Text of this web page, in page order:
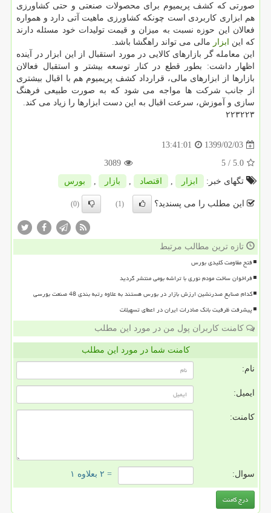
صورتی كه كشف پریمیوم برای محصولات صنعتی و حتی كشاورزی
هم ابزاری كاربردی است چونكه كشاورزی ماهیت آتی دارد و همواره
فعالان این حوزه نسبت به میزان و قیمت تولیدات خود مسئله دارند
كه این ابزار مالی می تواند راهگشا باشد.
این معامله گر بازارهای كالایی در مورد استقبال از این ابزار در آینده
اظهار داشت: بطور قطع در كنار توسعه بیشتر و استقبال فعالان
بازارها از ابزارهای مالی، قرارداد كشف پریمیوم هم با اقبال بیشتری
از جانب شركت ها مواجه می شود كه به صورت طبیعی فرهنگ
سازی و آموزش، سرعت اقبال به این دست ابزارها را زیاد می كند.
۲۲۳۲۲۳
1399/02/03
13:41:01
5.0
/ 5
3089
تگهای خبر:
ابزار , اقتصاد , بازار , بورس
این مطلب را می پسندید؟ (1)
(0)
تازه ترین مطالب مرتبط
فتح مقاومت کلیدی بورس
فراخوان ساخت مودم نوری با تراشه بومی منتشر گردید
کدام صنایع صدرنشین ارزش بازار در بورس هستند به علاوه رتبه بندی 48 صنعت بورسی
پیشرفت ظرفیت بانک صادرات ایران در اعطای تسهیلات
کامنت کاربران پول من در مورد این مطلب
کامنت شما در مورد این مطلب
نام:
ایمیل:
کامنت:
سوال: = ۲ بعلاوه ۱